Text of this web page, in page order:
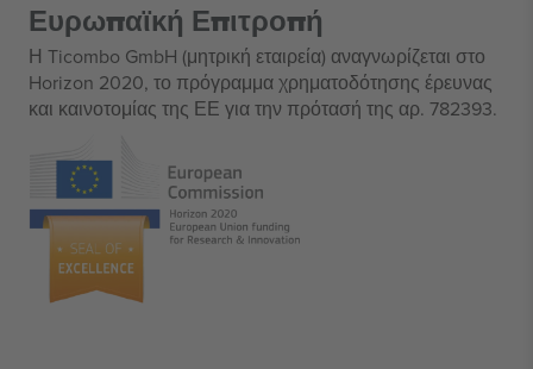
Ευρωπαϊκή Επιτροπή
Η Ticombo GmbH (μητρική εταιρεία) αναγνωρίζεται στο
Horizon 2020, το πρόγραμμα χρηματοδότησης έρευνας
και καινοτομίας της ΕΕ για την πρότασή της αρ. 782393.